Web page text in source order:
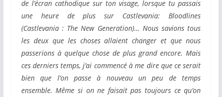
de l’écran cathodique sur ton visage, lorsque tu passais
une heure de plus sur Castlevania: Bloodlines
(Castlevania : The New Generation)… Nous savions tous
les deux que les choses allaient changer et que nous
passerions à quelque chose de plus grand encore. Mais
ces derniers temps, j’ai commencé à me dire que ce serait
bien que l’on passe à nouveau un peu de temps
ensemble. Même si on ne faisait pas toujours ce qu’on